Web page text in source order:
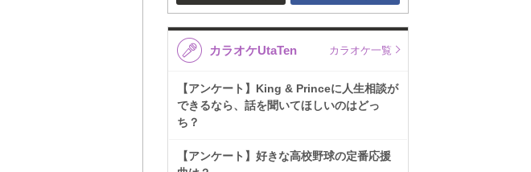
カラオケUtaTen カラオケ一覧
【アンケート】King & Princeに人生相談が
できるなら、話を聞いてほしいのはどっ
ち？
【アンケート】好きな高校野球の定番応援